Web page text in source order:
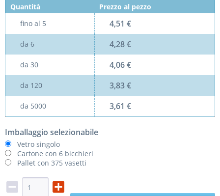
Quantità
Prezzo al pezzo
fino al 5 4,51 €
da 6 4,28 €
da 30 4,06 €
da 120 3,83 €
da 5000 3,61 €
Imballaggio selezionabile
Vetro singolo
Cartone con 6 bicchieri
Pallet con 375 vasetti